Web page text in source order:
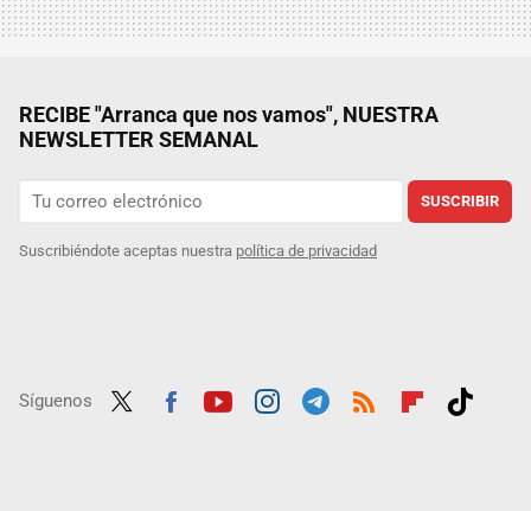
RECIBE "Arranca que nos vamos", NUESTRA
NEWSLETTER SEMANAL
SUSCRIBIR
Suscribiéndote aceptas nuestra política de privacidad
Síguenos